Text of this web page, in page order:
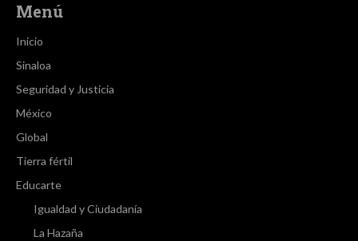
Menú
Inicio
Sinaloa
Seguridad y Justicia
México
Global
Tierra fértil
Educarte
Igualdad y Ciudadanía
La Hazaña